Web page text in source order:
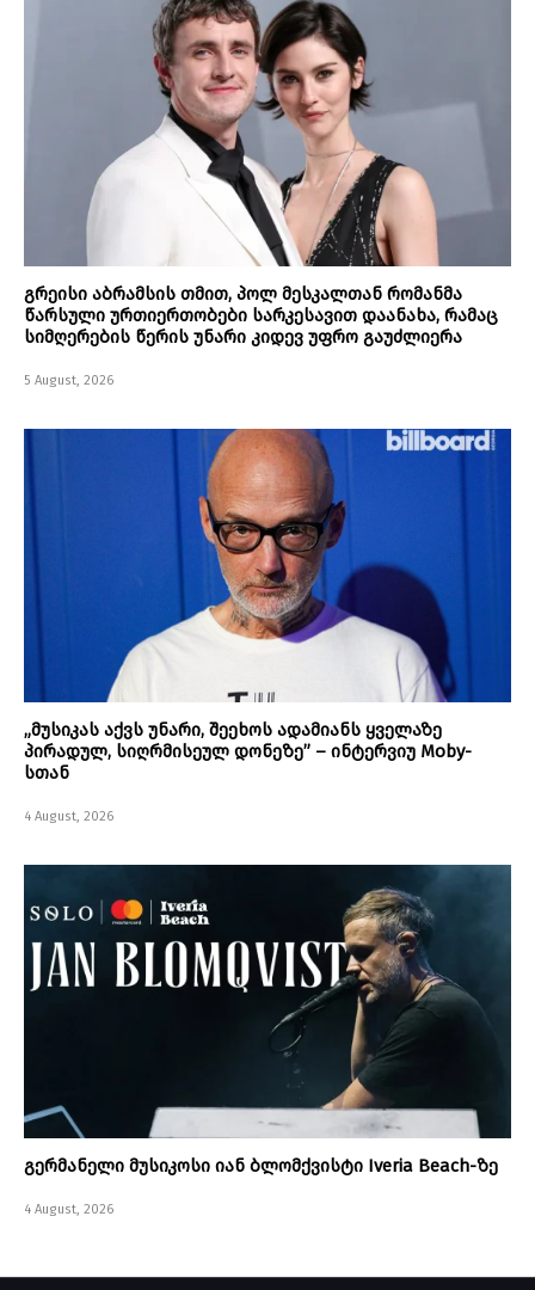
გრეისი აბრამსის თმით, პოლ მესკალთან რომანმა
წარსული ურთიერთობები სარკესავით დაანახა, რამაც
სიმღერების წერის უნარი კიდევ უფრო გაუძლიერა
5 August, 2026
„მუსიკას აქვს უნარი, შეეხოს ადამიანს ყველაზე
პირადულ, სიღრმისეულ დონეზე” – ინტერვიუ Moby-
სთან
4 August, 2026
გერმანელი მუსიკოსი იან ბლომქვისტი Iveria Beach-ზე
4 August, 2026